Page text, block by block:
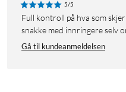
5/5
Full kontroll på hva som skjer rundt døren. Og godt å kunne
snakke med innringere selv
Gå til kundeanmeldelsen